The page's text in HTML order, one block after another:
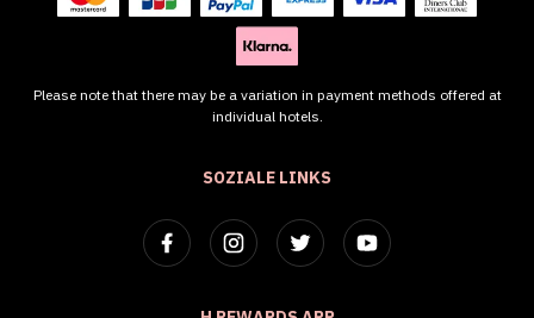
SOZIALE LINKS
Please note that there may be a variation in payment methods offered at
individual hotels.